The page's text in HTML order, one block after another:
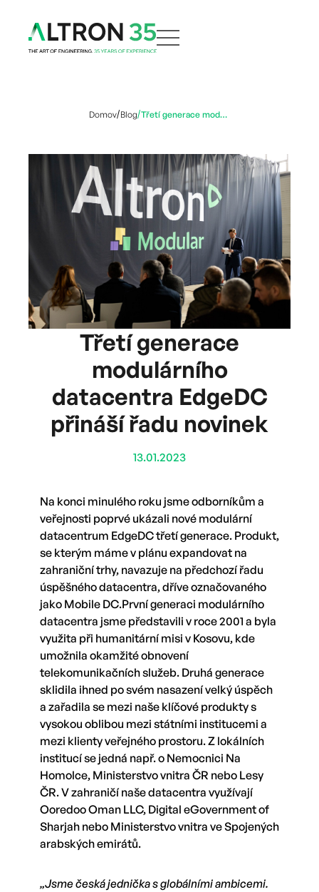
Domov Blog Třetí generace modulárního datacentra EdgeDC přináší řadu novinek
Třetí generace
modulárního
datacentra EdgeDC
přináší řadu novinek
13.01.2023
Na konci minulého roku jsme odborníkům a
veřejnosti poprvé ukázali nové modulární
datacentrum EdgeDC třetí generace. Produkt,
se kterým máme v plánu expandovat na
zahraniční trhy, navazuje na předchozí řadu
úspěšného datacentra, dříve označovaného
jako Mobile DC.První generaci modulárního
datacentra jsme představili v roce 2001 a byla
využita při humanitární misi v Kosovu, kde
umožnila okamžité obnovení
telekomunikačních služeb. Druhá generace
sklidila ihned po svém nasazení velký úspěch
a zařadila se mezi naše klíčové produkty s
vysokou oblibou mezi státními institucemi a
mezi klienty veřejného prostoru. Z lokálních
institucí se jedná např. o Nemocnici Na
Homolce, Ministerstvo vnitra ČR nebo Lesy
ČR. V zahraničí naše datacentra využívají
Ooredoo Oman LLC, Digital eGovernment of
Sharjah nebo Ministerstvo vnitra ve Spojených
arabských emirátů.
„Jsme česká jednička s globálními ambicemi.